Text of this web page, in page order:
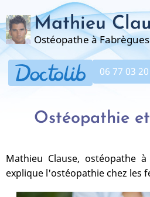
au
contenu
principal
Mathieu
Ostéopathe à Fabrègues
06 77 03
Ostéopathie et
Mathieu Clause, ostéopathe
explique l'ostéopathie chez les